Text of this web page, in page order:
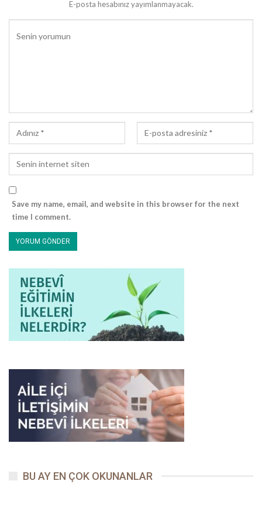
avuç İslâm toplumunun yok olmasına fırsat verirsen, artık
yeryüzünde Sana ibadet eden kalmayacak!” diyerek Mevlâ-yı
Müteâl’e içini dökmüş, O’nun havl ve kuvvetine sığınmış; diğer
fakiriyle topyekün Ashab-ı Kiram orduya yardım için
koşmuşlardı.[3]
Münafıklar ise; her meseleye nefsanîlik açısından yaklaşıp her
şeyi egoizmaya bağlı değerlendirdikleri için sürekli fesada
gerekse yolculuk sırasında fitne çıkarmaktan geri durmamışlardı.
Mü’minlerin yüreklerine korku ve ümitsizlik salmaya çalışmışlar;
arasında yer almak isteyenleri alaya almışlardı. Münafıklardan
yaklaşık seksen tanesi Tebük seferine katılmamak için Rasûl-ü
Ekrem’e bir sürü bahane saymış ve izin istemişlerdi. Onlardan
bazıları da, ganimet devşirmek ümidiyle orduya katılmış ama yol
boyunca bozgunculuk yapmaktan bir an dûr olmamışlardı.
bulamayan ve meşrû bir özrü olmadığı halde sefere katılmayan
mü’minler de vardı.
Kâ’b ibn-i Mâlik
, Mürare ibn-i Rebî’ ve Hilâl
ibn-i Ümeyye bunlardandı.[6]
Hazırlıklı, düzenli ve güçlü İslâm ordusunun her çeşit savaş
riskini göze alarak Tebük’e kadar ulaşması, psikolojik bakımdan
İslam coğrafyasını yakıp yıkmak üzere yola çıkan
askerleri, mü’minlerin cesareti karşısında çok korkmuş, dehşete
E-posta hesabınız yayımlanmayacak.
Save my name, email, and website in this browser for the next
time I comment.
BU AY EN ÇOK OKUNANLAR